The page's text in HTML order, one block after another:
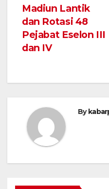
pos
Madiun Lantik
dan Rotasi 48
Pejabat Eselon III
dan IV
By